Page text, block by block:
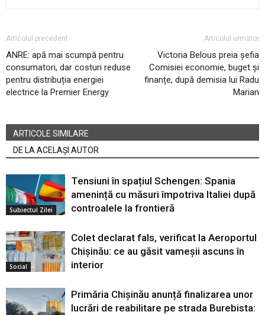
Articolul precedent
ANRE: apă mai scumpă pentru
consumatori, dar costuri reduse
pentru distribuția energiei
electrice la Premier Energy
Articolul următor
Victoria Belous preia șefia
Comisiei economie, buget și
finanțe, după demisia lui Radu
Marian
ARTICOLE SIMILARE
DE LA ACELAȘI AUTOR
Subiectul Zilei
Tensiuni în spațiul Schengen: Spania
amenință cu măsuri împotriva Italiei după
controalele la frontieră
Social
Colet declarat fals, verificat la Aeroportul
Chișinău: ce au găsit vameșii ascuns în
interior
Primăria Chișinău anunță finalizarea unor
lucrări de reabilitare pe strada Burebista: